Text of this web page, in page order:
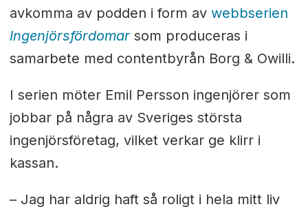
avkomma av podden i form av webbserien
Ingenjörsfördomarsom produceras i
samarbete med contentbyrån Borg & Owilli.
I serien möter Emil Persson ingenjörer som
jobbar på några av Sveriges största
ingenjörsföretag, vilket verkar ge klirr i
kassan.
– Jag har aldrig haft så roligt i hela mitt liv